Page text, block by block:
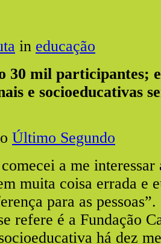
in educação
30 mil participantes;
e socioeducativas
Último Segundo
a me
muita coisa errada e
para as
refere é a Fundação
há dez